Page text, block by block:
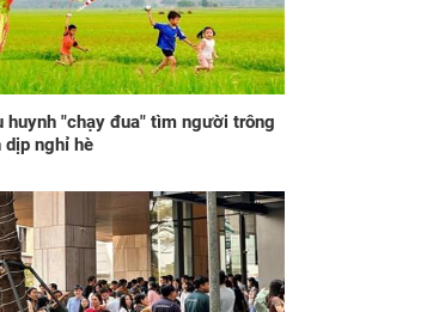
cây
làm lễ
dâu
với
Bị gia đình bạn trai
chê, tôi bình thản lấy
điện thoại gọi ngay tài
xế lái xe xịn 7 tỷ của
mình tới
huynh "chạy đua" tìm người trông
dịp nghỉ hè